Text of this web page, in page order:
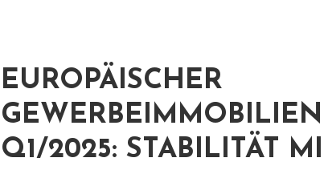
EUROPÄISCHER
Q1/2025: STABILITÄT